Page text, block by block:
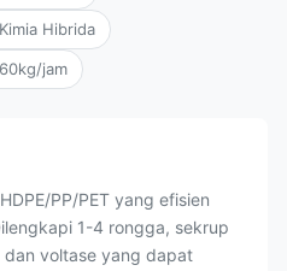
Hibrida
jam
PP/PET yang efisien
1-4 rongga, sekrup
dan voltase yang dapat